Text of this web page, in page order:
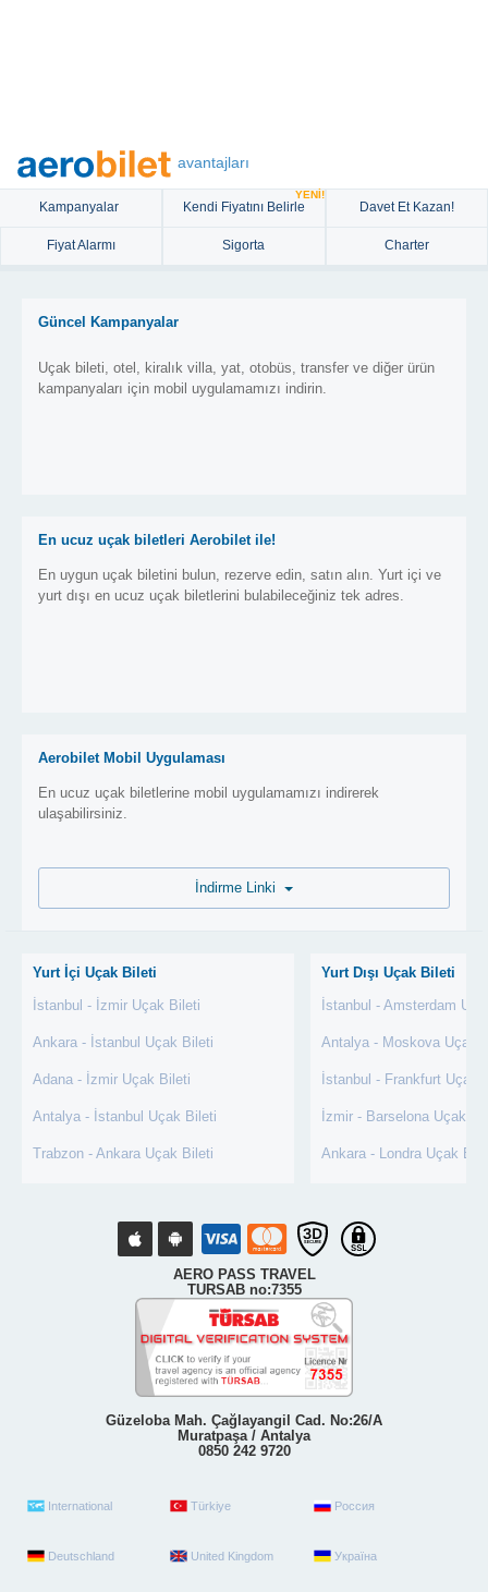
avantajları
Kampanyalar Kendi Fiyatını Belirle
YENİ!
Davet Et Kazan!
Fiyat Alarmı Sigorta Charter
Güncel Kampanyalar
Uçak bileti, otel, kiralık villa, yat, otobüs, transfer ve diğer ürün
kampanyaları için mobil uygulamamızı indirin.
En ucuz uçak biletleri Aerobilet ile!
En uygun uçak biletini bulun, rezerve edin, satın alın. Yurt içi ve
yurt dışı en ucuz uçak biletlerini bulabileceğiniz tek adres.
Aerobilet Mobil Uygulaması
En ucuz uçak biletlerine mobil uygulamamızı indirerek
ulaşabilirsiniz.
Yurt İçi Uçak Bileti
İstanbul - İzmir Uçak Bileti
Ankara - İstanbul Uçak Bileti
Adana - İzmir Uçak Bileti
Antalya - İstanbul Uçak Bileti
Trabzon - Ankara Uçak Bileti
Yurt Dışı Uçak Bileti
İstanbul - Amsterdam
Antalya - Moskova Uçak
İstanbul - Frankfurt Uçak
İzmir - Barselona Uçak
Ankara - Londra Uçak
AERO PASS TRAVEL
TURSAB no:7355
Güzeloba Mah. Çağlayangil Cad. No:26/A
Muratpaşa / Antalya
0850 242 9720
International Türkiye Россия
Deutschland United Kingdom Україна